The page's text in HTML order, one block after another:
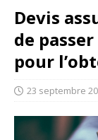
Devis
de
pour
23 septembre